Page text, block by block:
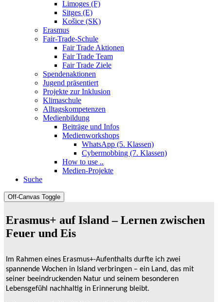
Limoges (F)
Sitges (E)
Košice (SK)
Erasmus
Fair-Trade-Schule
Fair Trade Aktionen
Fair Trade Team
Fair Trade Ziele
Spendenaktionen
Jugend präsentiert
Projekte zur Inklusion
Klimaschule
Alltagskompetenzen
Medienbildung
Beiträge und Infos
Medienworkshops
WhatsApp (5. Klassen)
Cybermobbing (7. Klassen)
How to use ..
Medien-Projekte
Suche
Off-Canvas Toggle
Erasmus+ auf Island – Lernen zwischen
Feuer und Eis
Im Rahmen eines Erasmus+-Aufenthalts durfte ich zwei
spannende Wochen in Island verbringen – ein Land, das mit
seiner beeindruckenden Natur und seinem besonderen
Lebensgefühl nachhaltig in Erinnerung bleibt.